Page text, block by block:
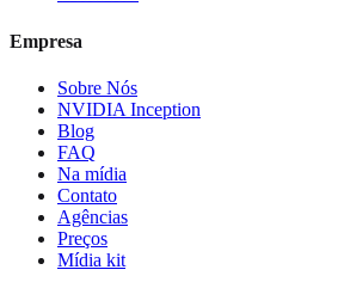
Empresa
Sobre Nós
NVIDIA Inception
Blog
FAQ
Na mídia
Contato
Agências
Preços
Mídia kit